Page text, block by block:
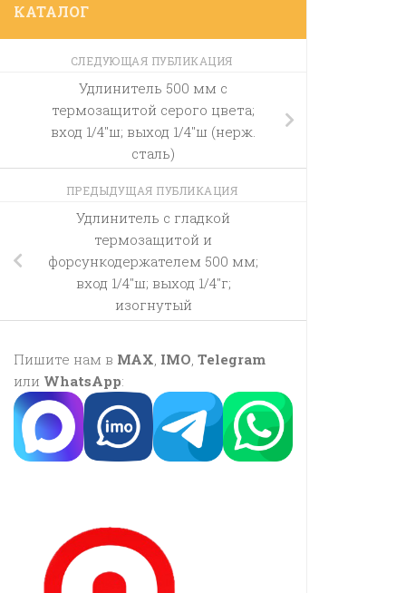
КАТАЛОГ
СЛЕДУЮЩАЯ ПУБЛИКАЦИЯ
Удлинитель 500 мм с
термозащитой серого цвета;
вход 1/4″ш; выход 1/4″ш (нерж.
сталь)
ПРЕДЫДУЩАЯ ПУБЛИКАЦИЯ
Удлинитель с гладкой
термозащитой и
форсункодержателем 500 мм;
вход 1/4″ш; выход 1/4″г;
изогнутый
Пишите нам в MAX IMO Telegram
или WhatsApp: